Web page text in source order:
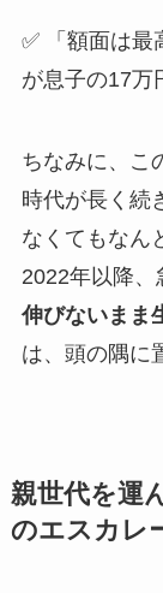
✅ 「額面は最
が息子の17万
ちなみに、こ
時代が長く続
なくてもなん
2022年以降、
伸びないまま
は、頭の隅に
親世代を運
のエスカレ